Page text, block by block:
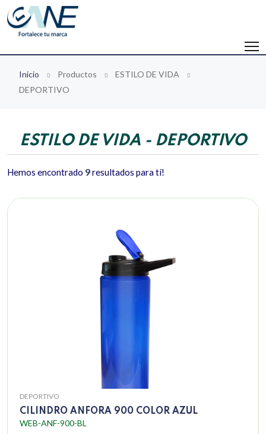
Inicio Productos
ESTILO DE VIDA
DEPORTIVO
ESTILO DE VIDA - DEPORTIVO
Hemos encontrado 9resultados para tí!
DEPORTIVO
CILINDRO ANFORA 900 COLOR AZUL
WEB-ANF-900-BL